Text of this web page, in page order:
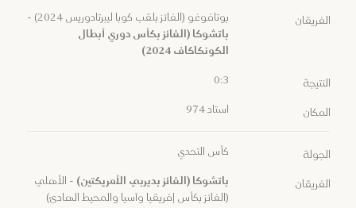
الفريقان بوتافوغو (الفائز بلقب كوبا ليبرتادوريس 2024) -
باتشوكا (الفائز بكأس دوري أبطال
الكونكاكاف 2024)
النتيجة 0:3
المكان استاد 974
الجولة كأس التحدي
الفريقان باتشوكا (الفائز بديربي الأمريكتين) - الأهلي
(الفائز بكأس إفريقيا وآسيا والمحيط الهادئ)